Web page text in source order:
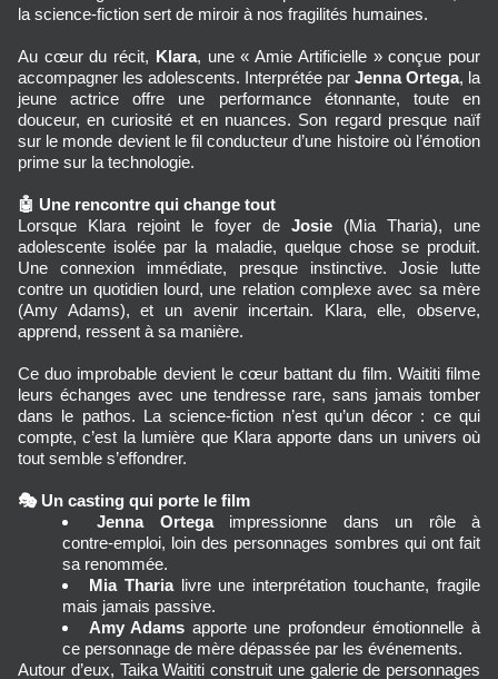
la science‑fiction sert de miroir à nos fragilités humaines.
Au cœur du récit, Klara, une « Amie Artificielle » conçue pour
accompagner les adolescents. Interprétée par Jenna Ortega, la
jeune actrice offre une performance étonnante, toute en
douceur, en curiosité et en nuances. Son regard presque naïf
sur le monde devient le fil conducteur d’une histoire où l’émotion
prime sur la technologie.
🤖 Une rencontre qui change tout
Lorsque Klara rejoint le foyer de Josie (Mia Tharia), une
adolescente isolée par la maladie, quelque chose se produit.
Une connexion immédiate, presque instinctive. Josie lutte
contre un quotidien lourd, une relation complexe avec sa mère
(Amy Adams), et un avenir incertain. Klara, elle, observe,
apprend, ressent à sa manière.
Ce duo improbable devient le cœur battant du film. Waititi filme
leurs échanges avec une tendresse rare, sans jamais tomber
dans le pathos. La science‑fiction n’est qu’un décor : ce qui
compte, c’est la lumière que Klara apporte dans un univers où
tout semble s’effondrer.
🎭 Un casting qui porte le film
Jenna Ortega impressionne dans un rôle à
contre‑emploi, loin des personnages sombres qui ont fait
sa renommée.
Mia Tharia livre une interprétation touchante, fragile
mais jamais passive.
Amy Adams apporte une profondeur émotionnelle à
ce personnage de mère dépassée par les événements.
Autour d’eux, Taika Waititi construit une galerie de personnages